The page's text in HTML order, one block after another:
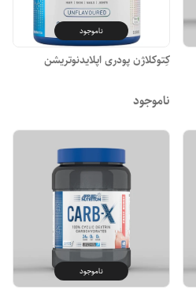
ناموجود
کِتوکلاژن پودری اپلایدنوتریشن
ناموجود
ناموجود